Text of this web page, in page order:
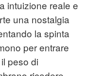
intuizione reale e
una nostalgia
la spinta
per entrare
peso di